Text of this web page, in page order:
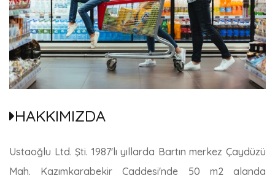
HAKKIMIZDA
Ustaoğlu Ltd. Şti. 1987'lı yıllarda Bartın merkez Çaydüzü
Mah. Kazımkarabekir Caddesi'nde 50 m2 alanda